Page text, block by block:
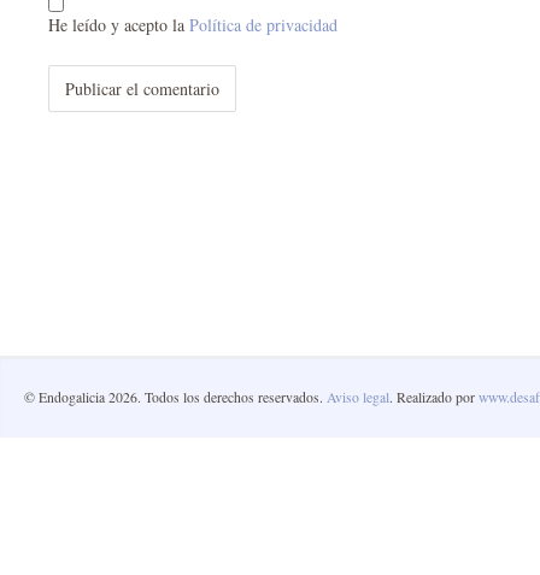
He leído y acepto la Política de privacidad
© Endogalicia 2026. Todos los derechos reservados. Aviso legal. Realizado por